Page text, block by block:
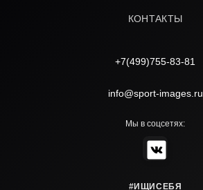
КОНТАКТЫ
+7(499)755-83-81
info@sport-images.ru
Мы в соцсетях:
#ИЩИСЕБЯ